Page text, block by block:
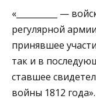
«__________ —
регулярной
принявшее
так и в
ставшее
войны 1812 года».